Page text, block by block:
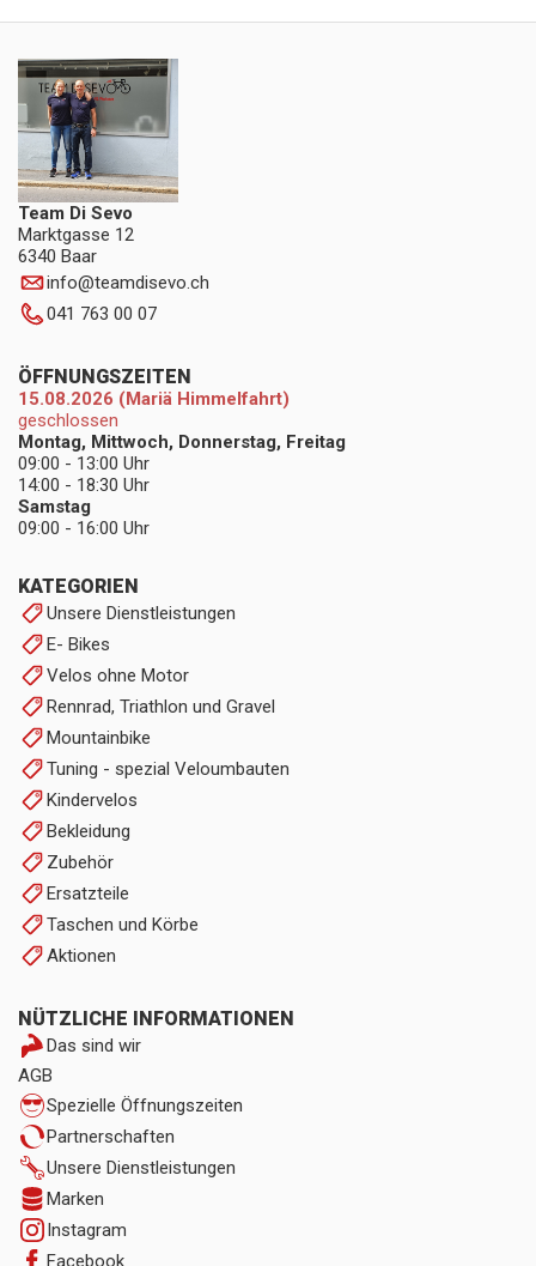
Team Di Sevo
Marktgasse 12
6340 Baar
info@teamdisevo.ch
041 763 00 07
KATEGORIEN
Unsere Dienstleistungen
E- Bikes
Velos ohne Motor
Rennrad, Triathlon und Gravel
Mountainbike
Tuning - spezial Veloumbauten
Kindervelos
Bekleidung
Zubehör
Ersatzteile
Taschen und Körbe
Aktionen
NÜTZLICHE INFORMATIONEN
Das sind wir
AGB
Spezielle Öffnungszeiten
Partnerschaften
Unsere Dienstleistungen
Marken
Instagram
Facebook
ÖFFNUNGSZEITEN
15.08.2026 (Mariä Himmelfahrt)
geschlossen
Montag, Mittwoch, Donnerstag, Freitag
09:00 - 13:00 Uhr
14:00 - 18:30 Uhr
Samstag
09:00 - 16:00 Uhr